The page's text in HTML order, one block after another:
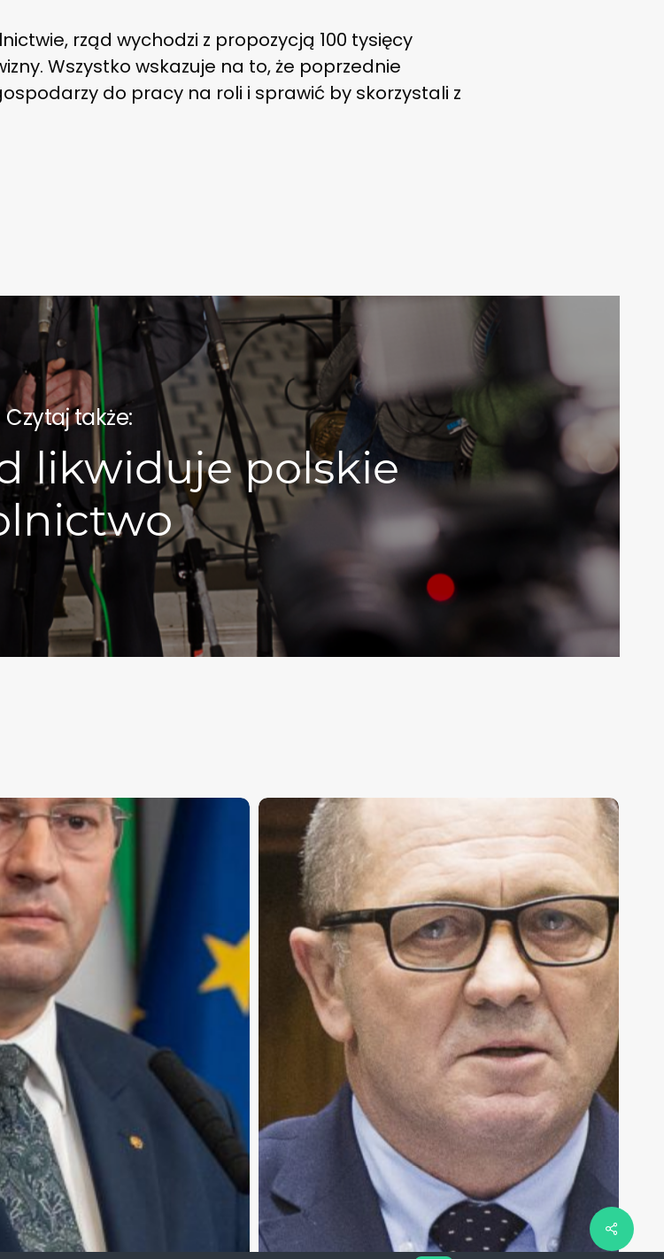
rząd wychodzi z propozycją 100 tysięcy
Wszystko wskazuje na to, że poprzednie
do pracy na roli i sprawić by skorzystali z
Czytaj także:
likwiduje polskie